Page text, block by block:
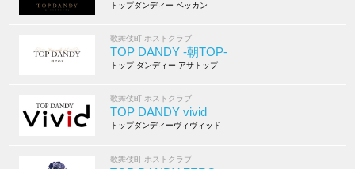
トップダンディー ベッカン
歌舞伎町 ホストクラブ
TOP DANDY -朝TOP-
トップ ダンディー アサトップ
歌舞伎町 ホストクラブ
TOP DANDY vivid
トップダンディーヴィヴィッド
歌舞伎町 ホストクラブ